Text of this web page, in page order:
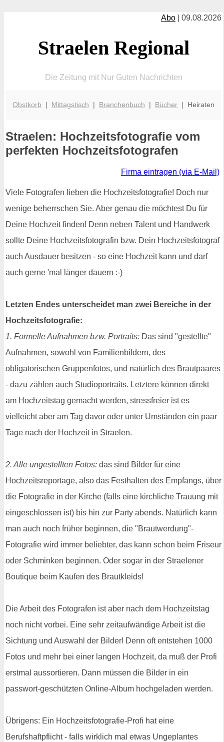
Abo | 09.08.2026
Straelen Regional
Die Zeitung mit Nur Guten Nachrichten
Obstkorb | Mittagstisch | Branchenbuch | Bücher | Heiraten
Straelen: Hochzeitsfotografie vom
perfekten Hochzeitsfotografen
Firma eintragen (via E-Mail)
Viele Fotografen lieben die Hochzeitsfotografie! Doch nur
wenige beherrschen Sie. Aber genau die möchtest Du für
Deine Hochzeit finden! Denn neben Talent und Handwerk
sollte Deine Hochzeitsfotografin bzw. Dein Hochzeitsfotograf
auch Ausdauer besitzen - so eine Hochzeit kann und darf
auch gerne 'mal länger dauern :-)
Letzten Endes unterscheidet man zwei Bereiche in der
Hochzeitsfotografie:
1. Formelle Aufnahmen bzw. Portraits: Das sind "gestellte"
Aufnahmen, sowohl von Familienbildern, des
obligatorischen Gruppenfotos, und natürlich des Brautpaares
- dazu zählen auch Studioportraits. Letztere können direkt
am Hochzeitstag gemacht werden, stressfreier ist es
vielleicht aber am Tag davor oder unter Umständen ein paar
Tage nach der Hochzeit in Straelen.
2. Alle ungestellten Fotos: das sind Bilder für eine
Hochzeitsreportage, also das Festhalten des Empfangs, über
die Fotografie in der Kirche (falls eine kirchliche Trauung mit
eingeschlossen ist) bis hin zur Party abends. Natürlich kann
man auch noch früher beginnen, die "Brautwerdung"-
Fotografie wird immer beliebter, das kann schon beim Friseur
oder Schminken beginnen. Oder sogar in der Straelener
Boutique beim Kaufen des Brautkleids!
Die Arbeit des Fotografen ist aber nach dem Hochzeitstag
noch nicht vorbei. Eine sehr zeitaufwändige Arbeit ist die
Sichtung und Auswahl der Bilder! Denn oft entstehen 1000
Fotos und mehr bei einer langen Hochzeit, da muß der Profi
erstmal aussortieren. Dann müssen die Bilder in ein
passwort-geschützten Online-Album hochgeladen werden.
Übrigens: Ein Hochzeitsfotografie-Profi hat eine
Berufshaftpflicht - falls wirklich mal etwas Ungeplantes